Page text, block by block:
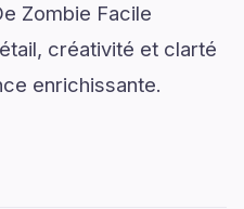
Zombie Facile
créativité et clarté
enrichissante.